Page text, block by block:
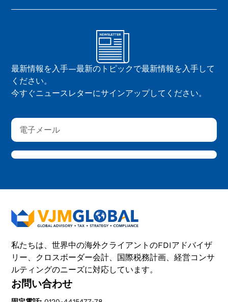
最新情報を入手—最新のトピックで最新情報を入手して
ください。
今すぐニュースレターにサインアップしてください。
私たちは、世界中の海外クライアントのFDIアドバイザ
リー、クロスボーダー会計、国際税務計画、経営コンサ
ルティングのニーズに対応しています。
お問い合わせ